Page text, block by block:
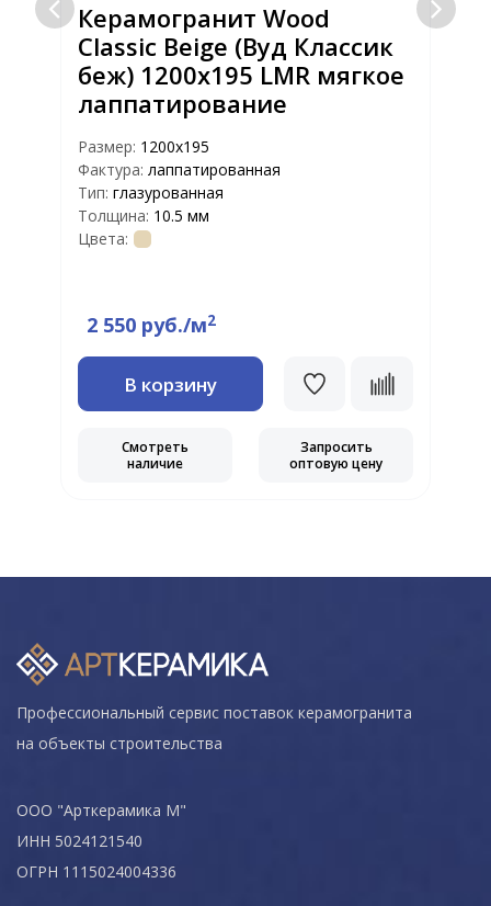
Керамогранит Wood
Classic Beige (Вуд Классик
беж) 1200x195 LMR мягкое
лаппатирование
Размер: 1200х195
Фактура: лаппатированная
Тип: глазурованная
Толщина: 10.5 мм
Цвета:
2 550 руб./м2
В корзину
Смотреть
наличие
Запросить
оптовую цену
Профессиональный сервис поставок керамогранита
на объекты строительства
ООО "Арткерамика М"
ИНН 5024121540
ОГРН 1115024004336